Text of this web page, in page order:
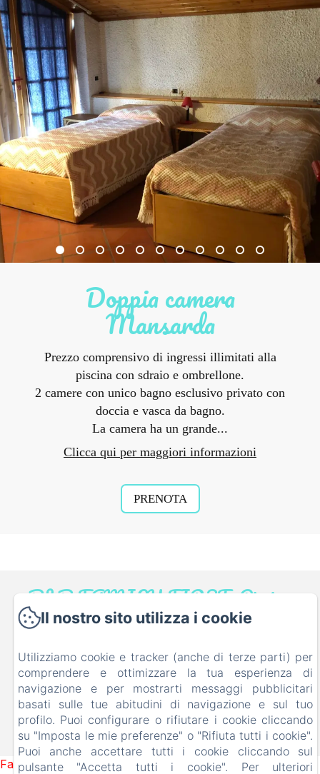
Doppia camera
Mansarda
Prezzo comprensivo di ingressi illimitati alla
piscina con sdraio e ombrellone.
2 camere con unico bagno esclusivo privato con
doccia e vasca da bagno.
La camera ha un grande...
Clicca qui per maggiori informazioni
PRENOTA
B&B FAMILY FIRST, Piscina
e Parco Giochi [Bed & Breakfast a
Via Don Nazzaro Villa 26, Capriate San Gervasio BG,
24042, Italia
info@bebfamilyfirst.it
+39 329 690 6419
Funziona con Amenitiz
Failed to load BookingEngine/index: Loading chunk 93
Il nostro sito utilizza i cookie
Utilizziamo cookie e tracker (anche di terze parti) per
comprendere e ottimizzare la tua esperienza di
navigazione e per mostrarti messaggi pubblicitari
basati sulle tue abitudini di navigazione e sul tuo
profilo. Puoi configurare o rifiutare i cookie cliccando
su "Imposta le mie preferenze" o "Rifiuta tutti i cookie".
Puoi anche accettare tutti i cookie cliccando sul
pulsante "Accetta tutti i cookie". Per ulteriori